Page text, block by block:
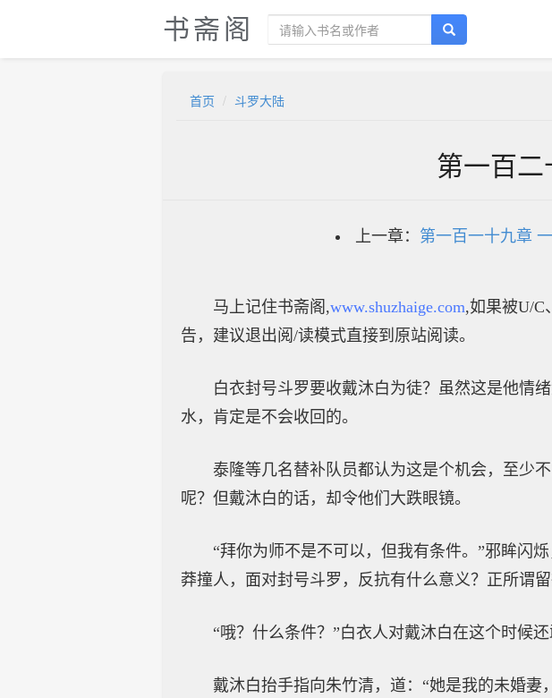
书斋阁
首页 斗罗大陆
第一百
上一章： 第一百一十九章
马上记住书斋阁,www.shuzhaige.com,如果被U/C
告，建议退出阅/读模式直接到原站阅读。
白衣封号斗罗要收戴沐白为徒？虽然这是他情
水，肯定是不会收回的。
泰隆等几名替补队员都认为这是个机会，至少
呢？但戴沐白的话，却令他们大跌眼镜。
“拜你为师不是不可以，但我有条件。”邪眸闪
莽撞人，面对封号斗罗，反抗有什么意义？正所谓
“哦？什么条件？”白衣人对戴沐白在这个时候
戴沐白抬手指向朱竹清，道：“她是我的未婚